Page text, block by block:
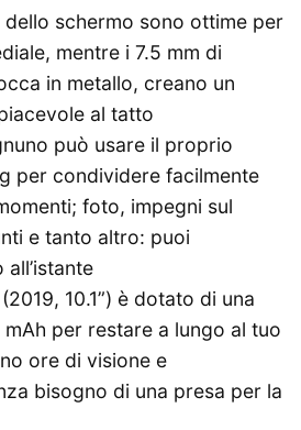
dello schermo sono ottime per
mentre i 7.5 mm di
in metallo, creano un
al tatto
può usare il proprio
per condividere facilmente
foto, impegni sul
e tanto altro: puoi
10.1”) è dotato di una
per restare a lungo al tuo
ore di visione e
bisogno di una presa per la